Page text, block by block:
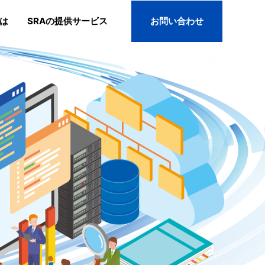
SRAの提供サービス お問い合わせ